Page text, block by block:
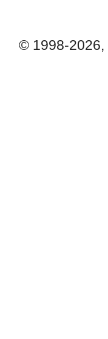
© 1998-2026,